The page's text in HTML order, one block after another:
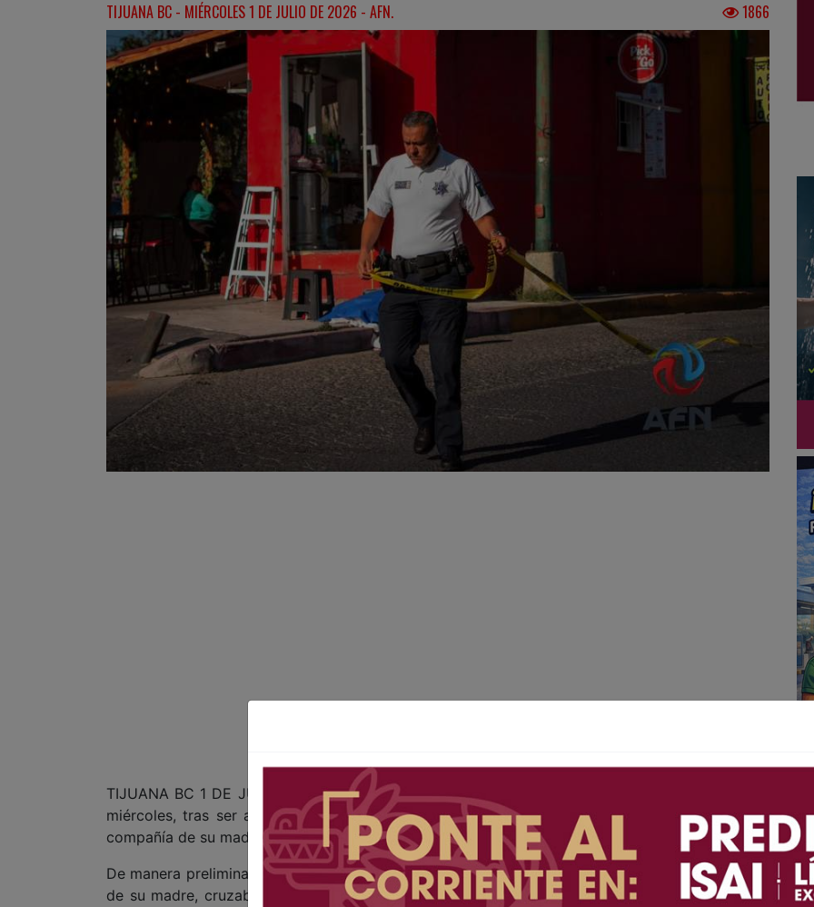
TIJUANA BC - MIÉRCOLES 1 DE JULIO DE 2026 - AFN. 1866
TIJUANA BC 1 DE JULIO DE 2026 (AFN).- Una niña de 8 años de edad murió la tarde de este
miércoles, tras ser atropellada al intentar cruzar una calle en la colonia Buenos Aires Sur, en
compañía de su madre; la conductora del vehículo fue detenida por la Policía Municipal.
De manera preliminar se dio a conocer que alrededor de las 17:00 horas, la menor acompañada
de su madre, cruzaban por la intersección de la calle Paralelo 28 y el bulevar Cucapah, en la